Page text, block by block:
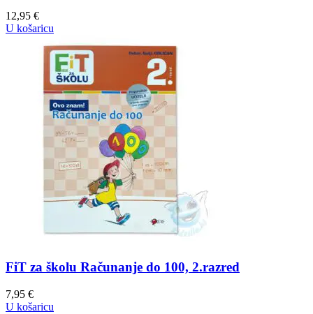
12,95 €
U košaricu
FiT za školu Računanje do 100, 2.razred
7,95 €
U košaricu